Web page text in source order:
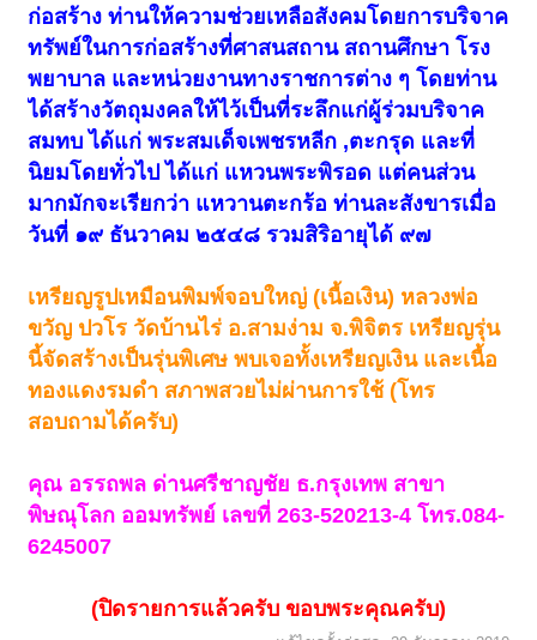
ก่อสร้าง ท่านให้ความช่วยเหลือสังคมโดยการบริจาค
ทรัพย์ในการก่อสร้างที่ศาสนสถาน สถานศึกษา โรง
พยาบาล และหน่วยงานทางราชการต่าง ๆ โดยท่าน
ได้สร้างวัตถุมงคลให้ไว้เป็นที่ระลึกแก่ผู้ร่วมบริจาค
สมทบ ได้แก่ พระสมเด็จเพชรหลีก ,ตะกรุด และที่
นิยมโดยทั่วไป ได้แก่ แหวนพระพิรอด แต่คนส่วน
มากมักจะเรียกว่า แหวานตะกร้อ ท่านละสังขารเมื่อ
วันที่ ๑๙ ธันวาคม ๒๕๔๘ รวมสิริอายุได้ ๙๗
เหรียญรูปเหมือนพิมพ์จอบใหญ่ (เนื้อเงิน) หลวงพ่อ
ขวัญ ปวโร วัดบ้านไร่ อ.สามง่าม จ.พิจิตร เหรียญรุ่น
นี้จัดสร้างเป็นรุ่นพิเศษ พบเจอทั้งเหรียญเงิน และเนื้อ
ทองแดงรมดำ สภาพสวยไม่ผ่านการใช้ (โทร
สอบถามได้ครับ)
คุณ อรรถพล ด่านศรีชาญชัย ธ.กรุงเทพ สาขา
พิษณุโลก ออมทรัพย์ เลขที่ 263-520213-4 โทร.084-
6245007
(ปิดรายการแล้วครับ ขอบพระคุณครับ)